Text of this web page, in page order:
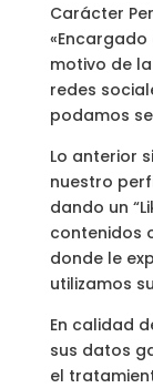
Carácter
motivo de
redes
podamos
Lo anterior
nuestro
dando un
contenidos
donde le
utilizamos
En calidad
sus datos
el